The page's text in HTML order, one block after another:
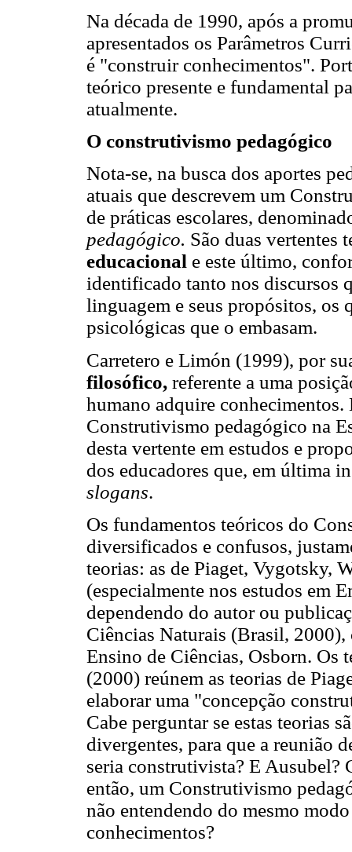
Na década de 1990, após a
apresentados os Parâmetros
é "construir conhecimentos".
teórico presente e fundamental
atualmente.
O construtivismo pedagógico
Nota-se, na busca dos aportes
atuais que descrevem um
de práticas escolares,
pedagógico. São duas
educacional e este último,
identificado tanto nos discursos
linguagem e seus propósitos, os
psicológicas que o embasam.
Carretero e Limón (1999), por
filosófico, referente a uma
humano adquire conhecimentos.
Construtivismo pedagógico na
desta vertente em estudos e
dos educadores que, em última
slogans.
Os fundamentos teóricos do
diversificados e confusos,
teorias: as de Piaget, Vygotsky,
(especialmente nos estudos em
dependendo do autor ou
Ciências Naturais (Brasil,
Ensino de Ciências, Osborn. Os
(2000) reúnem as teorias de
elaborar uma "concepção
Cabe perguntar se estas teorias
divergentes, para que a reunião
seria construtivista? E Ausubel?
então, um Construtivismo
não entendendo do mesmo
conhecimentos?